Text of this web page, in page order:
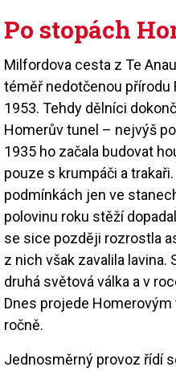
Po stopách
Milfordova cesta z Te
téměř nedotčenou přírodu
1953. Tehdy dělníci
Homerův tunel – nejvýš
1935 ho začala budovat
pouze s krumpáči a
podmínkách jen ve
polovinu roku stěží
se sice později rozrostla
z nich však zavalila lavina.
druhá světová válka a v
Dnes projede
ročně.
Jednosměrný provoz řídí